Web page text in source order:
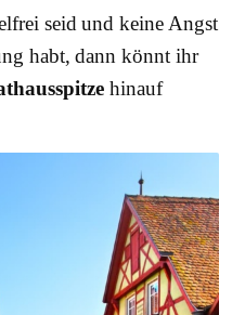
seid und keine Angst
habt, dann könnt ihr
hinauf